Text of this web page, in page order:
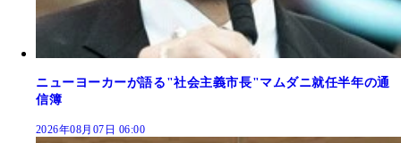
ニューヨーカーが語る"社会主義市長"マムダニ就任半年の通
信簿
2026年08月07日 06:00